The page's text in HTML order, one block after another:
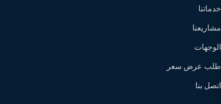
خدماتنا
مشاريعنا
الوجهات
طلب عرض سعر
اتصل بنا